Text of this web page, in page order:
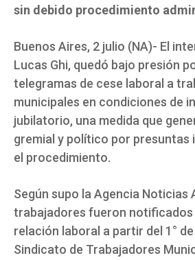
sin debido procedimiento
Buenos Aires, 2 julio (NA)- El
Lucas Ghi, quedó bajo presión
telegramas de cese laboral a
municipales en condiciones de
jubilatorio, una medida que
gremial y político por presuntas
el procedimiento.
Según supo la Agencia Noticias
trabajadores fueron
relación laboral a partir del 1°
Sindicato de Trabajadores